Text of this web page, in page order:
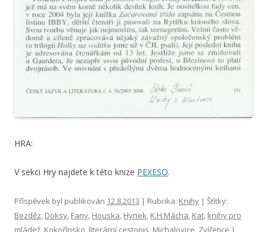
HRA:
V sekci Hry najdete k této knize PEXESO.
Příspěvek byl publikován 12.8.2013 | Rubrika: Knihy | Štítky:
Bezděz, Doksy, Fany, Houska, Hynek, K.H.Mácha, Kat, knihy pro
mládež, Kokořínsko, literární cestopis, Michalovice, Zvířetice |